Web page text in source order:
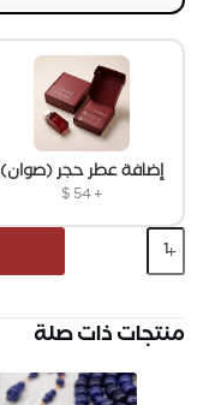
إضافة عطر حجر (صوان)
+
$54
منتجات ذات صلة